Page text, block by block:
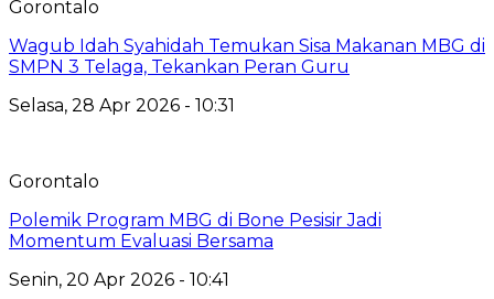
Gorontalo
Wagub Idah Syahidah Temukan Sisa Makanan MBG di
SMPN 3 Telaga, Tekankan Peran Guru
Selasa, 28 Apr 2026 - 10:31
Gorontalo
Polemik Program MBG di Bone Pesisir Jadi
Momentum Evaluasi Bersama
Senin, 20 Apr 2026 - 10:41